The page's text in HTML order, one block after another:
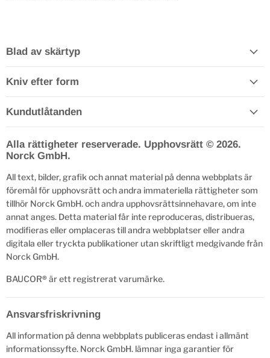
Blad av skärtyp
Kniv efter form
Kundutlåtanden
Alla rättigheter reserverade. Upphovsrätt © 2026.
Norck GmbH.
All text, bilder, grafik och annat material på denna webbplats är
föremål för upphovsrätt och andra immateriella rättigheter som
tillhör Norck GmbH. och andra upphovsrättsinnehavare, om inte
annat anges. Detta material får inte reproduceras, distribueras,
modifieras eller omplaceras till andra webbplatser eller andra
digitala eller tryckta publikationer utan skriftligt medgivande från
Norck GmbH.
BAUCOR® är ett registrerat varumärke.
Ansvarsfriskrivning
All information på denna webbplats publiceras endast i allmänt
informationssyfte. Norck GmbH. lämnar inga garantier för